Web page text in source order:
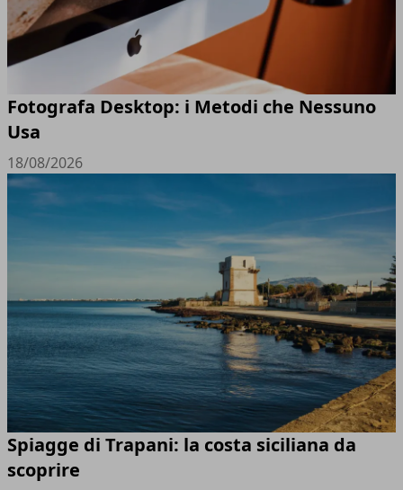
Fotografa Desktop: i Metodi che Nessuno
Usa
18/08/2026
Spiagge di Trapani: la costa siciliana da
scoprire